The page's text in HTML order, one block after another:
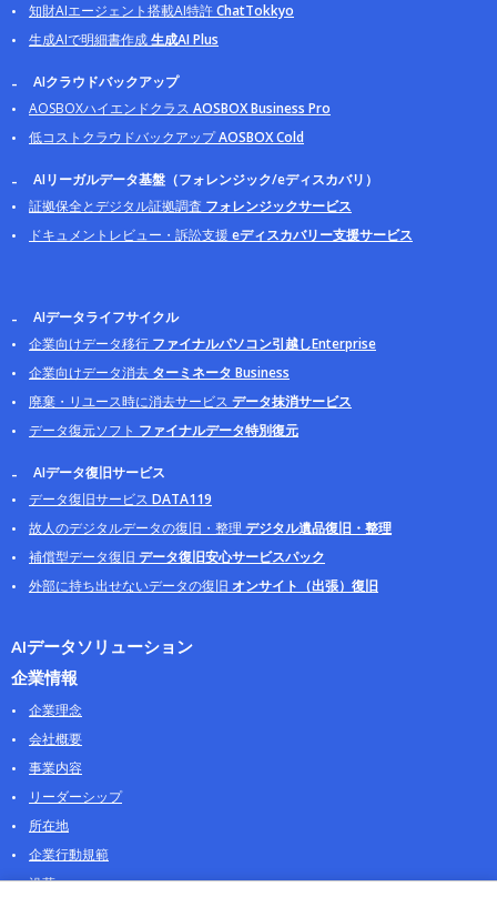
知財AIエージェント搭載AI特許ChatTokkyo
生成AIで明細書作成生成AI Plus
AIクラウドバックアップ
AOSBOXハイエンドクラス AOSBOX Business Pro
低コストクラウドバックアップAOSBOX Cold
AIリーガルデータ基盤（フォレンジック/eディスカバリ）
証拠保全とデジタル証拠調査 フォレンジックサービス
ドキュメントレビュー・訴訟支援eディスカバリー支援サービス
AIデータライフサイクル
企業向けデータ移行 ファイナルパソコン引越しEnterprise
企業向けデータ消去 ターミネータ Business
廃棄・リユース時に消去サービス データ抹消サービス
データ復元ソフト ファイナルデータ特別復元
AIデータ復旧サービス
データ復旧サービス DATA119
故人のデジタルデータの復旧・整理デジタル遺品復旧・整理
補償型データ復旧 データ復旧安心サービスパック
外部に持ち出せないデータの復旧 オンサイト（出張）復旧
AIデータソリューション
企業情報
企業理念
会社概要
事業内容
リーダーシップ
所在地
企業行動規範
沿革